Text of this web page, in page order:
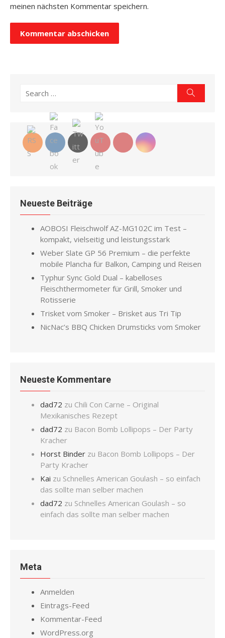
meinen nächsten Kommentar speichern.
Search
Neueste Beiträge
AOBOSI Fleischwolf AZ-MG102C im Test –
kompakt, vielseitig und leistungsstark
Weber Slate GP 56 Premium – die perfekte
mobile Plancha für Balkon, Camping und Reisen
Typhur Sync Gold Dual – kabelloses
Fleischthermometer für Grill, Smoker und
Rotisserie
Trisket vom Smoker – Brisket aus Tri Tip
NicNac’s BBQ Chicken Drumsticks vom Smoker
Neueste Kommentare
dad72 zu Chili Con Carne – Original
Mexikanisches Rezept
dad72 zu Bacon Bomb Lollipops – Der Party
Kracher
Horst Binder zu Bacon Bomb Lollipops – Der
Party Kracher
Kai zu Schnelles American Goulash – so einfach
das sollte man selber machen
dad72 zu Schnelles American Goulash – so
einfach das sollte man selber machen
Meta
Anmelden
Eintrags-Feed
Kommentar-Feed
WordPress.org